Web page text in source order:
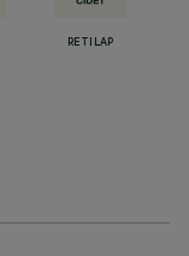
RETILAP